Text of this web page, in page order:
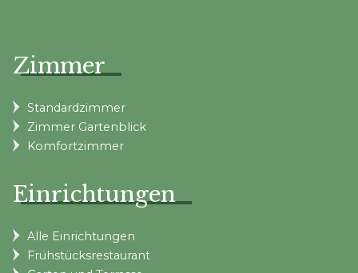
Zimmer
Standardzimmer
Zimmer Gartenblick
Komfortzimmer
Einrichtungen
Alle Einrichtungen
Frühstücksrestaurant